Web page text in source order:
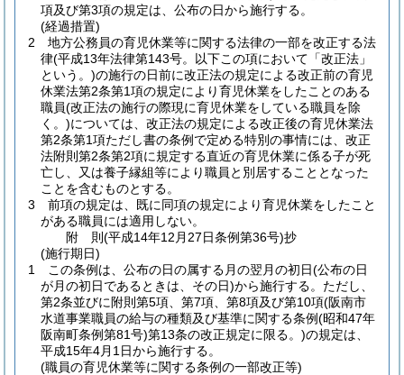
項及び第3項の規定は、公布の日から施行する。
(経過措置)
2
地方公務員の育児休業等に関する法律の一部を改正する法
律(平成13年法律第143号。以下この項において「改正法」
という。)の施行の日前に改正法の規定による改正前の育児
休業法第2条第1項の規定により育児休業をしたことのある
職員(改正法の施行の際現に育児休業をしている職員を除
く。)については、改正法の規定による改正後の育児休業法
第2条第1項ただし書の条例で定める特別の事情には、改正
法附則第2条第2項に規定する直近の育児休業に係る子が死
亡し、又は養子縁組等により職員と別居することとなった
ことを含むものとする。
3
前項の規定は、既に同項の規定により育児休業をしたこと
がある職員には適用しない。
附 則(平成14年12月27日条例第36号)抄
(施行期日)
1
この条例は、公布の日の属する月の翌月の初日(公布の日
が月の初日であるときは、その日)から施行する。 ただし、
第2条並びに附則第5項、第7項、第8項及び第10項(阪南市
水道事業職員の給与の種類及び基準に関する条例(昭和47年
阪南町条例第81号)第13条の改正規定に限る。)の規定は、
平成15年4月1日から施行する。
(職員の育児休業等に関する条例の一部改正等)